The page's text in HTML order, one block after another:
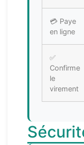
💳 Paye
en ligne
✅
Confirme
le
virement